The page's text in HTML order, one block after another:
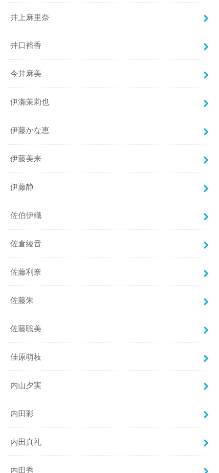
井上麻里奈
井口裕香
今井麻美
伊瀬茉莉也
伊藤かな恵
伊藤美来
伊藤静
佐伯伊織
佐倉綾音
佐藤利奈
佐藤朱
佐藤聡美
佳原萌枝
内山夕実
内田彩
内田真礼
内田秀